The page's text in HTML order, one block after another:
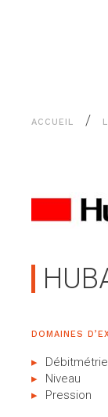
ACCUEIL /
DOMAINES
Débitmétrie
Niveau
Pression